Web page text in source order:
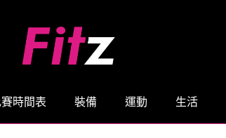
賽時間表 裝備 運動 生活